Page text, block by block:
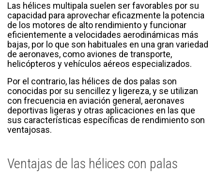
Las hélices multipala suelen ser favorables por su
capacidad para aprovechar eficazmente la potencia
de los motores de alto rendimiento y funcionar
eficientemente a velocidades aerodinámicas más
bajas, por lo que son habituales en una gran variedad
de aeronaves, como aviones de transporte,
helicópteros y vehículos aéreos especializados.
Por el contrario, las hélices de dos palas son
conocidas por su sencillez y ligereza, y se utilizan
con frecuencia en aviación general, aeronaves
deportivas ligeras y otras aplicaciones en las que
sus características específicas de rendimiento son
ventajosas.
Ventajas de las hélices con palas